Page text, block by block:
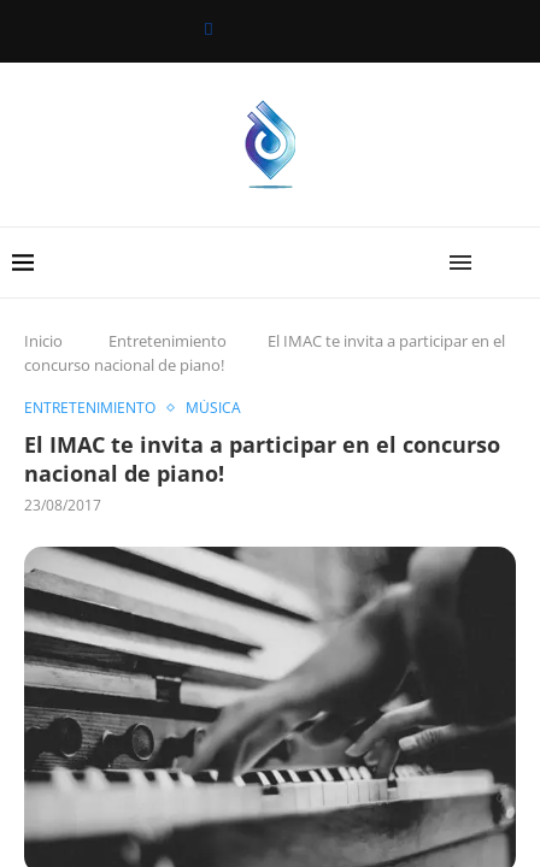
Inicio Entretenimiento
El IMAC te invita a participar en el
concurso nacional de piano!
ENTRETENIMIENTO MÚSICA
El IMAC te invita a participar en el concurso
nacional de piano!
23/08/2017